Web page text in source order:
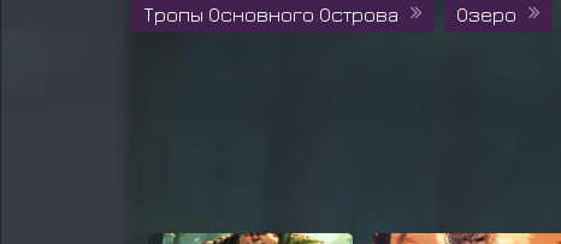
Тропы Основного Острова Озеро